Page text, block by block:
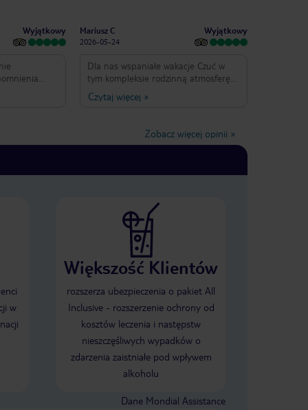
Wyjątkowy
Mariusz C
2026-05-24
Wyjątkowy
Dla nas wspaniałe wakacje Czuć w
tym kompleksie rodzinną atmosferę
Super baseny rewelacyjny Aquapark
Dzieciaki zadowolone Jedzenie nie do
malutka i dużo kamieni Ratownicy
rewelacja pozdrowienia dla Merth
wyglądają jakby nie sprawiało im to
Czytaj więcej »
Zobacz więcej opinii »
w
Większość Klientów
rozszerza ubezpieczenia o pakiet All
Inclusive - rozszerzenie ochrony od
kosztów leczenia i następstw
nieszczęśliwych wypadków o
zdarzenia zaistniałe pod wpływem
alkoholu
Dane Mondial Assistance